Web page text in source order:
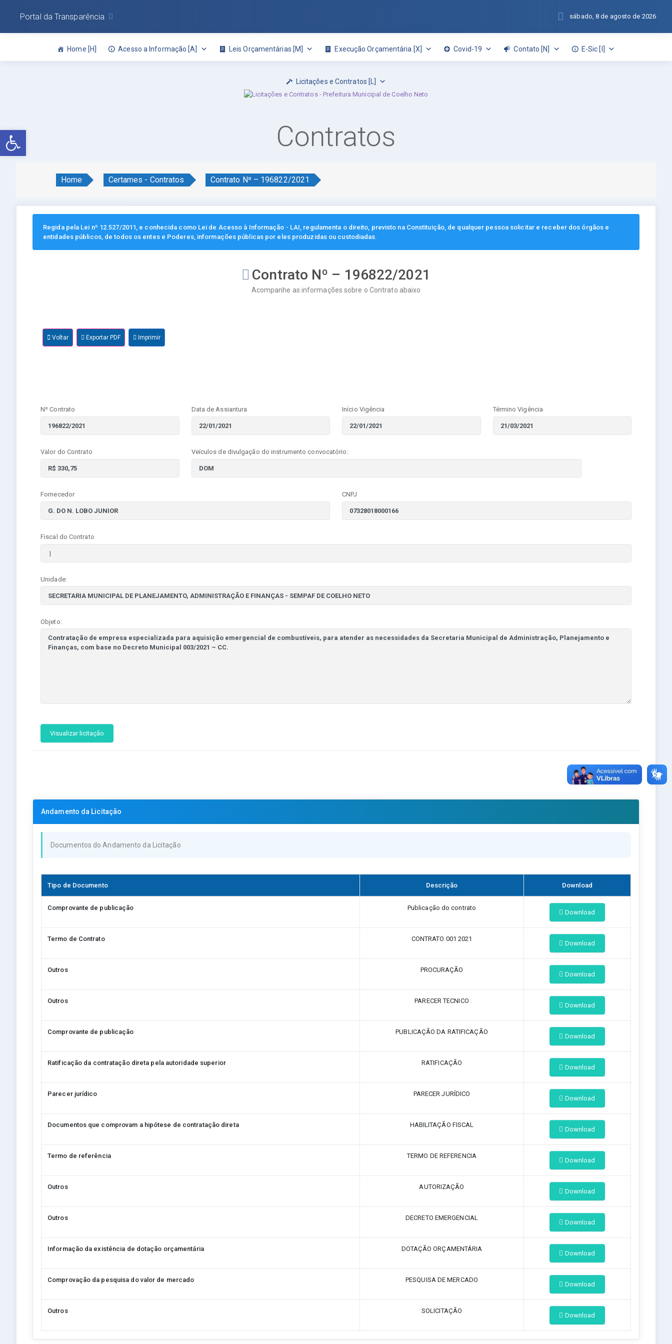
Abrir a barra de ferramentas
Home [H] Acesso a Informação [A] Leis Orçamentárias [M] Execução Orçamentária [X] Covid-19 Contato [N] E-Sic [I]
Licitações e Contratos [L]
Portal da Transparência sábado, 8 de agosto de 2026
Contratos
Home Certames - Contratos Contrato Nº – 196822/2021
Regida pela Lei nº 12.527/2011, e conhecida como Lei de Acesso à Informação - LAI, regulamenta o direito, previsto na Constituição, de qualquer pessoa solicitar e receber dos órgãos e
entidades públicos, de todos os entes e Poderes, informações públicas por eles produzidas ou custodiadas.
Contrato Nº – 196822/2021
Acompanhe as informações sobre o Contrato abaixo
Voltar Exportar PDF Imprimir
Nº Contrato Data de Assiantura Início Vigência Término Vigência
Valor do Contrato Veículos de divulgação do instrumento convocatório:
Fornecedor CNPJ
Fiscal do Contrato
Unidade:
Objeto:
Visualizar licitação
Andamento da Licitação
Documentos do Andamento da Licitação
Tipo de Documento Descrição Download
Comprovante de publicação Publicação do contrato
Download
Termo de Contrato CONTRATO 001 2021
Download
Outros PROCURAÇÃO
Download
Outros PARECER TECNICO
Download
Comprovante de publicação PUBLICAÇÃO DA RATIFICAÇÃO
Download
Ratificação da contratação direta pela autoridade superior RATIFICAÇÃO
Download
Parecer jurídico PARECER JURÍDICO
Download
Documentos que comprovam a hipótese de contratação direta HABILITAÇÃO FISCAL
Download
Termo de referência TERMO DE REFERENCIA
Download
Outros AUTORIZAÇÃO
Download
Outros DECRETO EMERGENCIAL
Download
Informação da existência de dotação orçamentária DOTAÇÃO ORÇAMENTÁRIA
Download
Comprovação da pesquisa do valor de mercado PESQUISA DE MERCADO
Download
Outros SOLICITAÇÃO
Download